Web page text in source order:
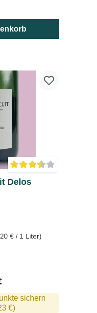
Durchschnittliche
Delos
€ / 1 Liter)
Preis:
sichern
€)